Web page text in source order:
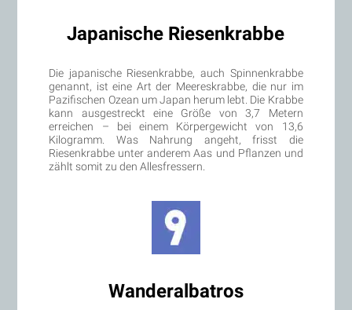
Japanische Riesenkrabbe
Die japanische Riesenkrabbe, auch Spinnenkrabbe
genannt, ist eine Art der Meereskrabbe, die nur im
Pazifischen Ozean um Japan herum lebt. Die Krabbe
kann ausgestreckt eine Größe von 3,7 Metern
erreichen – bei einem Körpergewicht von 13,6
Kilogramm. Was Nahrung angeht, frisst die
Riesenkrabbe unter anderem Aas und Pflanzen und
zählt somit zu den Allesfressern.
Wanderalbatros